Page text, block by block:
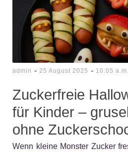
admin - 25 August 2025 - 10:05 a.m.
Zuckerfreie
für Kinder –
ohne
Wenn kleine Monster Zucker